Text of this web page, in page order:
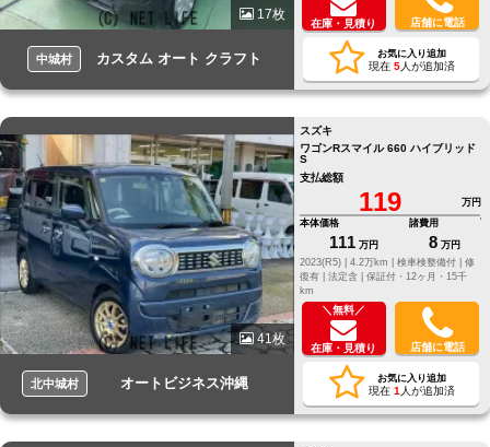
17枚
中城村 カスタム オート クラフト
在庫・見積り 店舗に電話
お気に入り追加
現在 5人が追加済
41枚
北中城村 オートビジネス沖縄
スズキ
ワゴンRスマイル 660 ハイブリッド
S
支払総額
119
万円
本体価格
111 万円
諸費用
8 万円
2023(R5) |
4.2万km | 検車検整備付 | 修
復有 | 法定含 | 保証付・12ヶ月・15千
km
＼無料／
在庫・見積り 店舗に電話
お気に入り追加
現在 1 人が追加済